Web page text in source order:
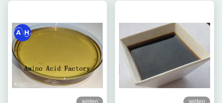
wideo wideo